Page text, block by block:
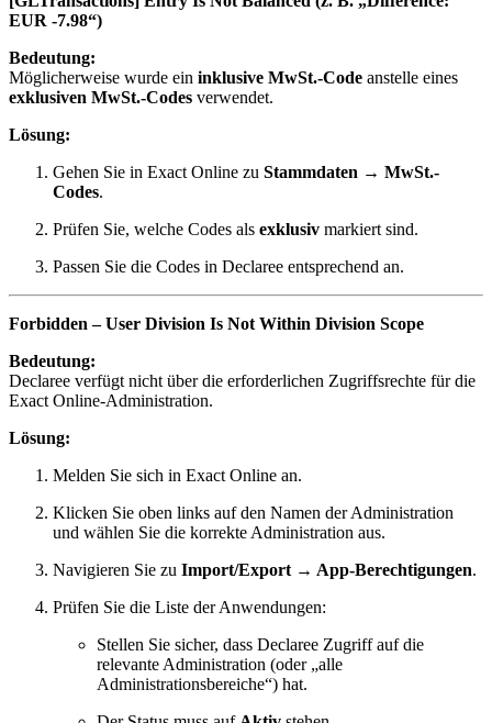
EUR -7.98“)
Bedeutung:
Möglicherweise wurde ein inklusive MwSt.-Code anstelle eines
exklusiven MwSt.-Codes verwendet.
Lösung:
Gehen Sie in Exact Online zu Stammdaten → MwSt.-
Codes.
Prüfen Sie, welche Codes als exklusiv markiert sind.
Passen Sie die Codes in Declaree entsprechend an.
Forbidden – User Division Is Not Within Division Scope
Bedeutung:
Declaree verfügt nicht über die erforderlichen Zugriffsrechte für die
Exact Online-Administration.
Lösung:
Melden Sie sich in Exact Online an.
Klicken Sie oben links auf den Namen der Administration
und wählen Sie die korrekte Administration aus.
Navigieren Sie zu Import/Export → App-Berechtigungen.
Prüfen Sie die Liste der Anwendungen:
Stellen Sie sicher, dass Declaree Zugriff auf die
relevante Administration (oder „alle
Administrationsbereiche“) hat.